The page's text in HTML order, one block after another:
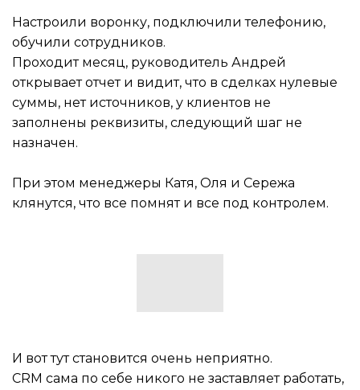
Настроили воронку, подключили телефонию,
обучили сотрудников.
Проходит месяц, руководитель Андрей
открывает отчет и видит, что в сделках нулевые
суммы, нет источников, у клиентов не
заполнены реквизиты, следующий шаг не
назначен.
При этом менеджеры Катя, Оля и Сережа
клянутся, что все помнят и все под контролем.
И вот тут становится очень неприятно.
CRM сама по себе никого не заставляет работать,